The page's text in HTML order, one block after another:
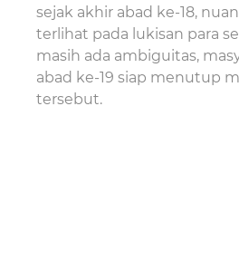
sejak akhir abad ke-18,
terlihat pada lukisan para
masih ada ambiguitas,
abad ke-19 siap menutup
tersebut.